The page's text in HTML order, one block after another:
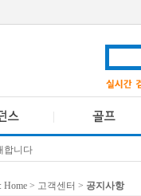
합니다
Home > 고객센터 > 공지사항